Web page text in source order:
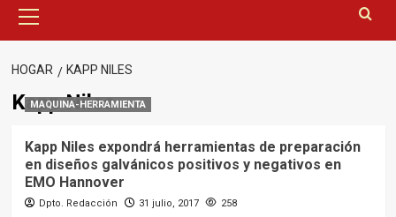
principal
HOGAR KAPP NILES
Kapp Niles
MAQUINA-HERRAMIENTA
Kapp Niles expondrá herramientas de preparación
en diseños galvánicos positivos y negativos en
EMO Hannover
Dpto. Redacción 31 julio, 2017 258